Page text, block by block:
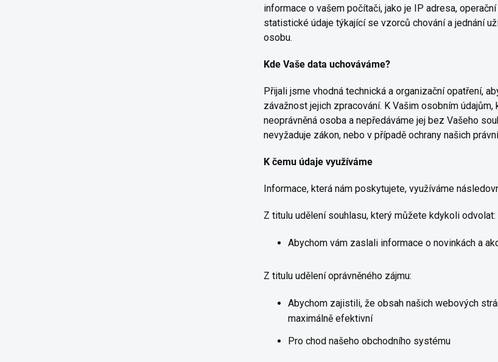
informace o vašem počítači, jako je IP adresa,
statistické údaje týkající se vzorců chování a jednání
osobu.
Kde Vaše data uchováváme?
Přijali jsme vhodná technická a organizační opatření,
závažnost jejich zpracování. K Vašim osobním
neoprávněná osoba a nepředáváme jej bez Vašeho
nevyžaduje zákon, nebo v případě ochrany našich
K čemu údaje využíváme
Informace, která nám poskytujete, využíváme
Z titulu udělení souhlasu, který můžete kdykoli odvolat:
Abychom vám zaslali informace o novinkách a
Z titulu udělení oprávněného zájmu:
Abychom zajistili, že obsah našich webových
maximálně efektivní
Pro chod našeho obchodního systému